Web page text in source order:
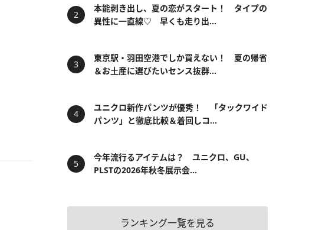
本能剥き出し、夏の恋がスタート！ タイプの
異性に一直線♡ 早くも走り出...
東京駅・羽田空港でしか買えない！ 夏の帰省
＆お土産に選びたいセンス抜群...
ユニクロ新作パンツが優秀！ 「タックワイド
パンツ」と徹底比較＆着回しコ...
今年流行るアイテムは？ ユニクロ、GU、
PLSTの2026年秋冬展示会...
ランキング一覧を見る